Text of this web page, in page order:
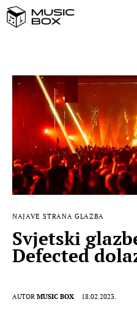
NASLOVNICA
DOMAĆA
STRANA
FILM
MUSIC BOX
NAJAVE STRANA GLAZBA
Svjetski
Defected
AUTOR MUSIC BOX 18.02.2023.